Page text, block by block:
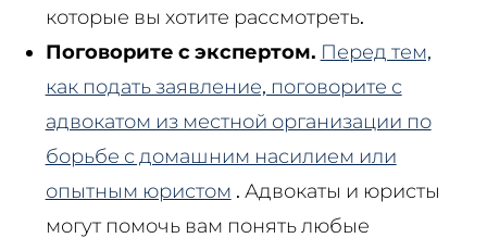
которые вы хотите рассмотреть.
Поговорите с экспертом. Перед тем,
как подать заявление, поговорите с
адвокатом из местной организации по
борьбе с домашним насилием или
опытным юристом . Адвокаты и юристы
могут помочь вам понять любые